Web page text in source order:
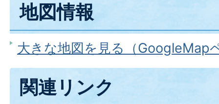
地図情報
大きな地図を見る（GoogleMap
関連リンク